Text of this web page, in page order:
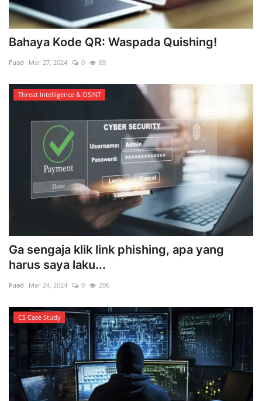
Bahaya Kode QR: Waspada Quishing!
Fuad Mar 27, 2024 0 69
Threat Intelligence & OSINT
Ga sengaja klik link phishing, apa yang
harus saya laku...
Fuad Mar 24, 2024 0 206
CS Case Study